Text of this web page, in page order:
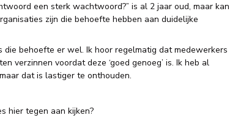
een sterk wachtwoord?” is al 2 jaar oud, maar kan
zijn die behoefte hebben aan duidelijke
die behoefte er wel. Ik hoor regelmatig dat medewerkers
verzinnen voordat deze ‘goed genoeg’ is. Ik heb al
dat is lastiger te onthouden.
hier tegen aan kijken?